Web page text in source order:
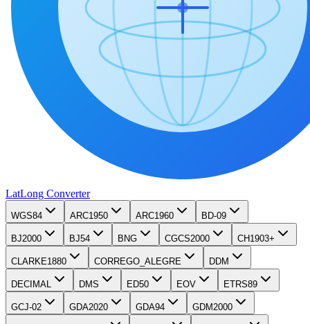
LatLong Converter
WGS84 ARC1950 ARC1960 BD-09
BJ2000 BJ54 BNG CGCS2000 CH1903+
CLARKE1880 CORREGO_ALEGRE DDM
DECIMAL DMS ED50 EOV ETRS89
GCJ-02 GDA2020 GDA94 GDM2000